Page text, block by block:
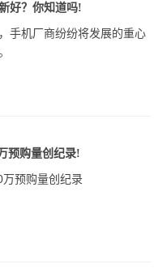
好？你知道吗!
手机厂商纷纷将发展的重心
预购量创纪录!
预购量创纪录